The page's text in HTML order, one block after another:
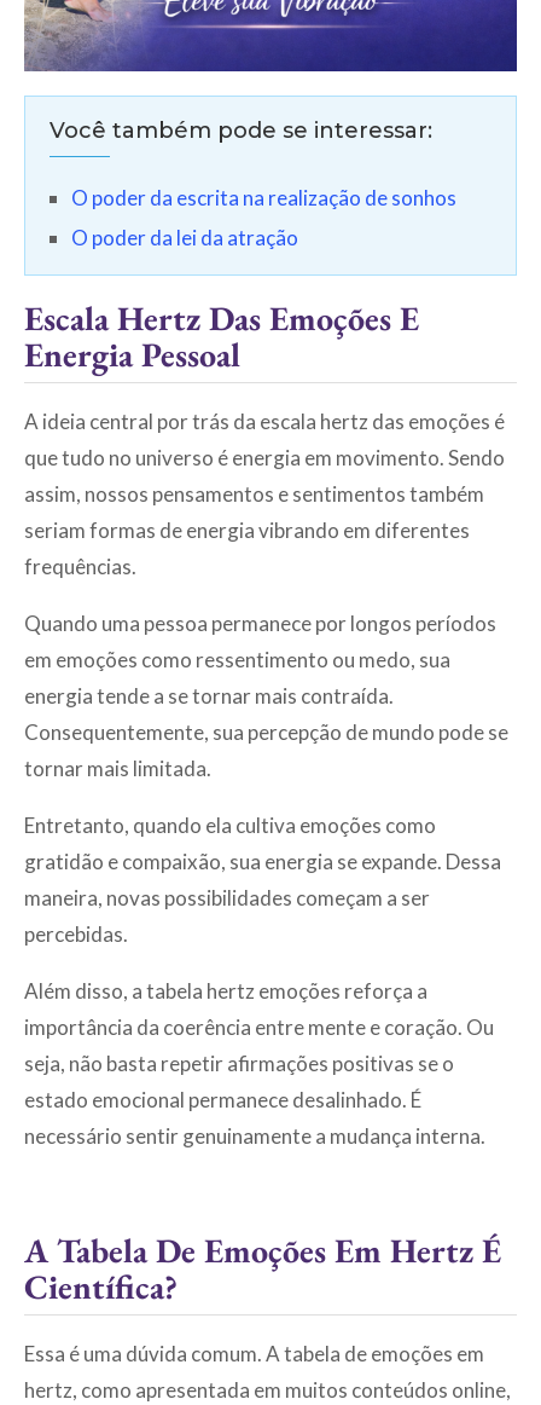
Você também pode se interessar:
O poder da escrita na realização de sonhos
O poder da lei da atração
Escala Hertz Das Emoções E
Energia Pessoal
A ideia central por trás da escala hertz das emoções é
que tudo no universo é energia em movimento. Sendo
assim, nossos pensamentos e sentimentos também
seriam formas de energia vibrando em diferentes
frequências.
Quando uma pessoa permanece por longos períodos
em emoções como ressentimento ou medo, sua
energia tende a se tornar mais contraída.
Consequentemente, sua percepção de mundo pode se
tornar mais limitada.
Entretanto, quando ela cultiva emoções como
gratidão e compaixão, sua energia se expande. Dessa
maneira, novas possibilidades começam a ser
percebidas.
Além disso, a tabela hertz emoções reforça a
importância da coerência entre mente e coração. Ou
seja, não basta repetir afirmações positivas se o
estado emocional permanece desalinhado. É
necessário sentir genuinamente a mudança interna.
A Tabela De Emoções Em Hertz É
Científica?
Essa é uma dúvida comum. A tabela de emoções em
hertz, como apresentada em muitos conteúdos online,